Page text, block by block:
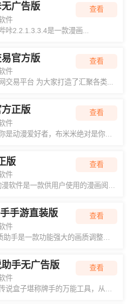
广告版
件
咔2.2.1.3.3.4是一款漫画...
查看
官方版
件
交易平台 为大家打造了汇聚各类...
查看
正版
件
是动漫爱好者，布米米绝对是你追番的...
查看
版
件
软件是一款供用户使用的漫画阅读工...
查看
手游直装版
件
手是一款功能强大的画质调整工具...
查看
手无广告版
件
说盒子堪称牌手的万能工具，从新手入...
查看